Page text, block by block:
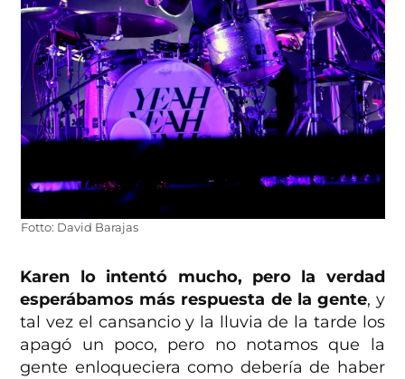
Fotto: David Barajas
Karen lo intentó mucho, pero la verdad
esperábamos más respuesta de la gente, y
tal vez el cansancio y la lluvia de la tarde los
apagó un poco, pero no notamos que la
gente enloqueciera como debería de haber